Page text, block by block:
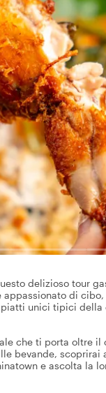
delizioso tour
di
unici tipici
che ti porta oltre
bevande,
e ascolta la